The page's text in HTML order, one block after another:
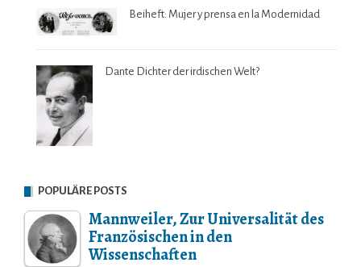
Beiheft: Mujer y prensa en la Modernidad
Dante Dichter der irdischen Welt?
POPULÄRE POSTS
Mannweiler, Zur Universalität des
Französischen in den
Wissenschaften